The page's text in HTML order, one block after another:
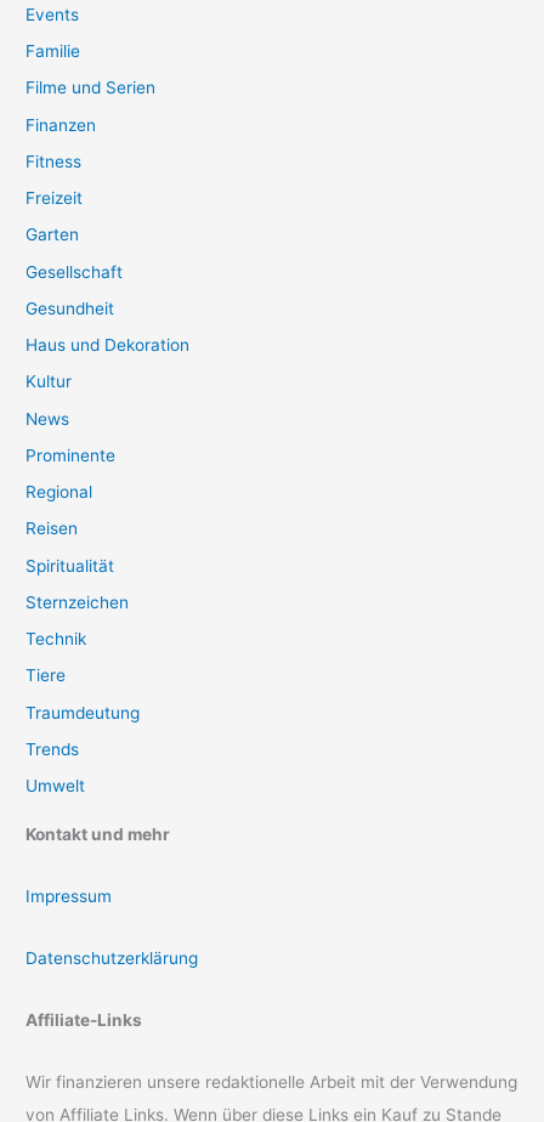
Events
Familie
Filme und Serien
Finanzen
Fitness
Freizeit
Garten
Gesellschaft
Gesundheit
Haus und Dekoration
Kultur
News
Prominente
Regional
Reisen
Spiritualität
Sternzeichen
Technik
Tiere
Traumdeutung
Trends
Umwelt
Kontakt und mehr
Impressum
Datenschutzerklärung
Affiliate-Links
Wir finanzieren unsere redaktionelle Arbeit mit der Verwendung
von Affiliate Links. Wenn über diese Links ein Kauf zu Stande